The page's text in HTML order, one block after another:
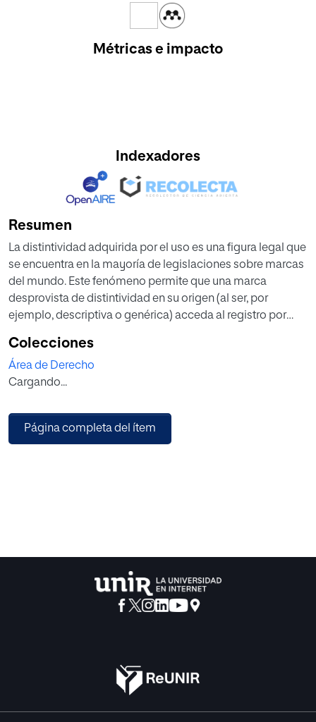
Métricas e impacto
Indexadores
Resumen
La distintividad adquirida por el uso es una figura legal que
se encuentra en la mayoría de legislaciones sobre marcas
del mundo. Este fenómeno permite que una marca
desprovista de distintividad en su origen (al ser, por
ejemplo, descriptiva o genérica) acceda al registro por
registro, una distintividad como consecuencia del uso
previamente realizado de la misma. Para ello, el solicitante
debe poder demostrar que existe un vínculo entre el uso
distintividad, nombrada también sobrevenida. En
consecuencia, un signo inicialmente carente de
Colecciones
Área de Derecho
Cargando...
Página completa del ítem